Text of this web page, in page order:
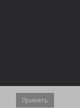
Принять